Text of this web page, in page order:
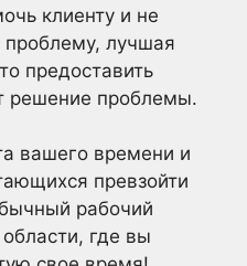
клиенту и не
проблему, лучшая
предоставить
решение проблемы.
вашего времени и
превзойти
рабочий
где вы